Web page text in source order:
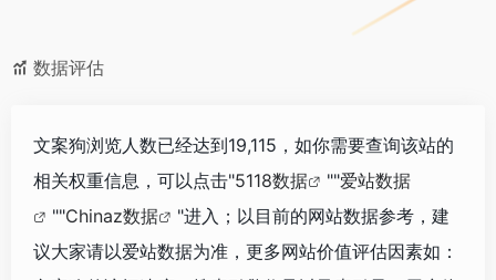
数据评估
文案狗浏览人数已经达到19,115，如你需要查询该站的
相关权重信息，可以点击"5118数据 ""爱站数据
""Chinaz数据
"进入；以目前的网站数据参考，建
议大家请以爱站数据为准，更多网站价值评估因素如：